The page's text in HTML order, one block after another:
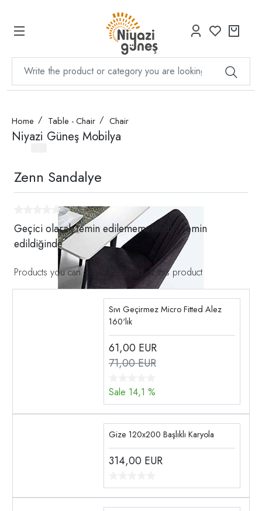
Home Table - Chair Chair
Niyazi Güneş Mobilya
Zenn Sandalye
Geçici olarak temin edilememektedir. Temin
edildiğinde
Products you can choose instead of this product
Sıvı Geçirmez Micro Fitted Alez
160'lık
61,00 EUR
71,00 EUR
Sale 14,1 %
Gize 120x200 Başlıklı Karyola
314,00 EUR